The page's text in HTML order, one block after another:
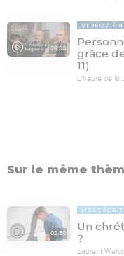
28:30
VIDÉO
grâce
11)
L'heure de la
Sur le même
02:50
MESSAGE
Un
?
Laurent Weiss